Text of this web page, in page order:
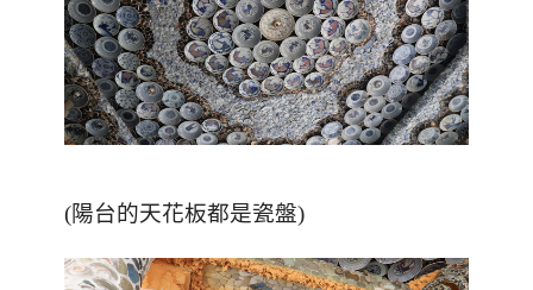
(陽台的天花板都是瓷盤)